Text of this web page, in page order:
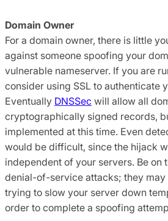
Domain Owner
For a domain owner, there is little
against someone spoofing your
vulnerable nameserver. If you are
consider using SSL to authenticate
Eventually DNSSec will allow all
cryptographically signed records,
implemented at this time. Even
would be difficult, since the hijack
independent of your servers. Be on
denial-of-service attacks; they may
trying to slow your server down
order to complete a spoofing